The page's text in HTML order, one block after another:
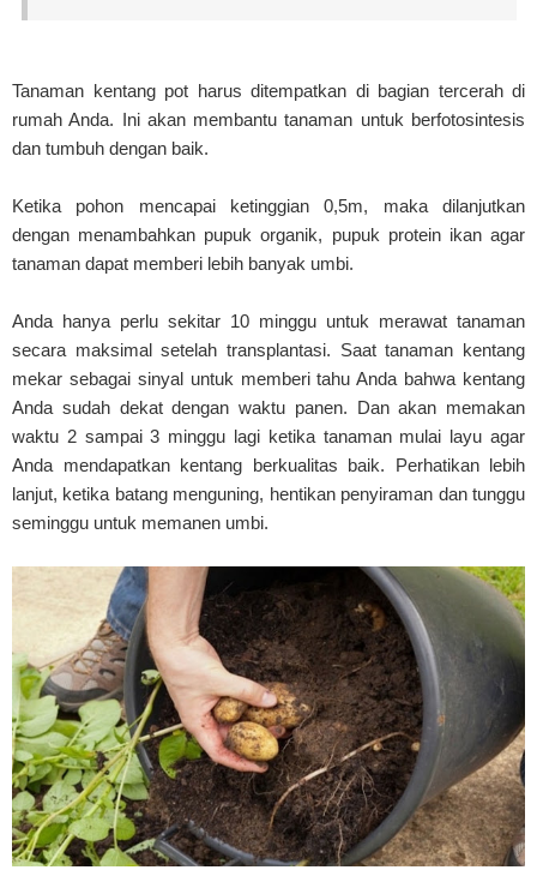
Tanaman kentang pot harus ditempatkan di bagian tercerah di
rumah Anda. Ini akan membantu tanaman untuk berfotosintesis
dan tumbuh dengan baik.
Ketika pohon mencapai ketinggian 0,5m, maka dilanjutkan
dengan menambahkan pupuk organik, pupuk protein ikan agar
tanaman dapat memberi lebih banyak umbi.
Anda hanya perlu sekitar 10 minggu untuk merawat tanaman
secara maksimal setelah transplantasi. Saat tanaman kentang
mekar sebagai sinyal untuk memberi tahu Anda bahwa kentang
Anda sudah dekat dengan waktu panen. Dan akan memakan
waktu 2 sampai 3 minggu lagi ketika tanaman mulai layu agar
Anda mendapatkan kentang berkualitas baik. Perhatikan lebih
lanjut, ketika batang menguning, hentikan penyiraman dan tunggu
seminggu untuk memanen umbi.